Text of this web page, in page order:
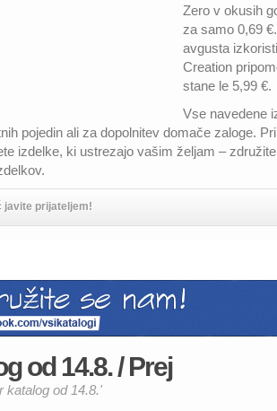
Zero v okusih
za samo 0,69
avgusta
Creation
stane le 5,99 €.
Vse navedene
pojedin ali za dopolnitev domače zaloge.
izdelke, ki ustrezajo vašim željam –
javite prijateljem!
od 14.8. / Prej
katalog od 14.8.'